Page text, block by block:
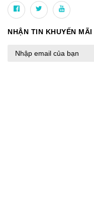
NHẬN TIN KHUYẾN MÃI